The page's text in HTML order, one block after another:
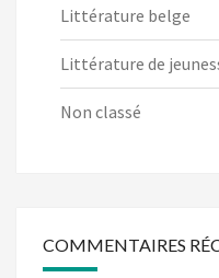
Littérature belge
Littérature de
Non classé
COMMENTAIRES